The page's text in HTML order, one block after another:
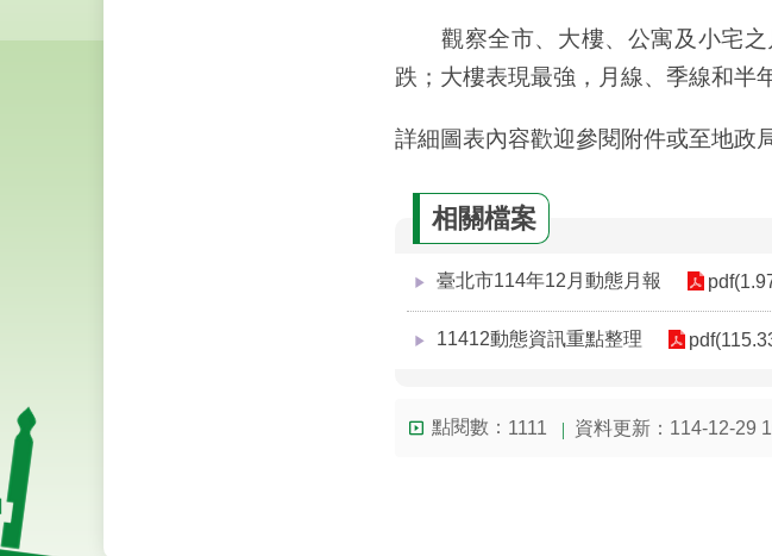
觀察全市、大樓、公寓及小宅之
跌；大樓表現最強，月線、季線和半
詳細圖表內容歡迎參閱附件或至地政
相關檔案
臺北市114年12月動態月報
11412動態資訊重點整理
點閱數： 1111 資料更新：114-12-29